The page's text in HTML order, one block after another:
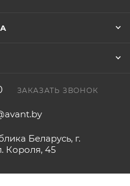
ЗАКАЗАТЬ ЗВОНОК
Беларусь, г.
Короля, 45